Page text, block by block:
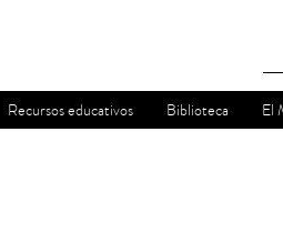
Recursos educativos Biblioteca El